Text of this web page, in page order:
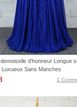
d'honneur Longue
Sans Manches
1